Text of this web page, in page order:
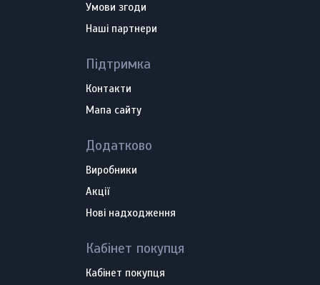
Умови згоди
Наші партнери
Підтримка
Контакти
Мапа сайту
Додатково
Виробники
Акції
Нові надходження
Кабінет покупця
Кабінет покупця